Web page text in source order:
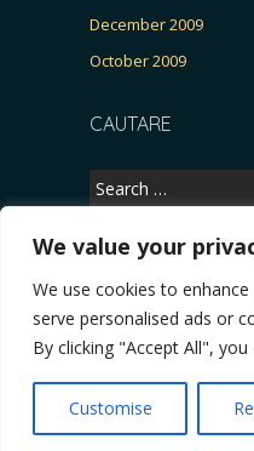
We value your
We use cookies to
serve personalised ads or
By clicking "Accept All",
Customise
December 2009
October 2009
CAUTARE
Search
for:
Copyright © 2026,
Patria, parlamentarele și presa
*
Themes